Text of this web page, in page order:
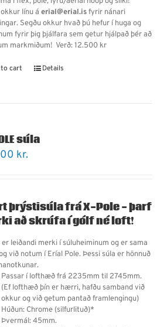
okkur línu áerial@erial.isfyrir nánari
Segðu okkur hvað þú hefur í huga og
fyrir þig þjálfara sem getur hjálpað þér að
markmiðum! Verð: 12.500 kr
cart Details
súla
kr.
þrýstisúla frá X-Pole - þarf
að skrúfa í gólf né loft!
er leiðandi merki í súluheiminum og er sama
við notum í Eríal Pole. Þessi súla er hönnuð
Passar í lofthæð frá 2235mm til 2745mm.
(Ef lofthæð þín er hærri, hafðu samband við
okkur og við getum pantað framlengingu)
Húðun: Chrome (silfurlituð)*
Þvermál: 45mm.